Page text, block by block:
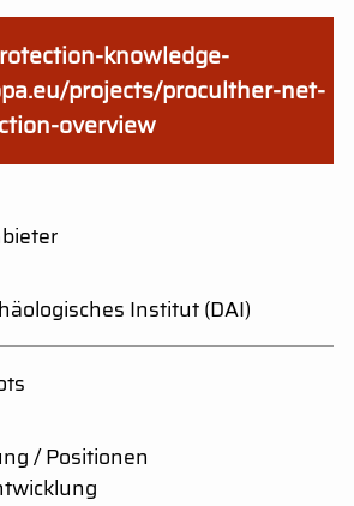
knowledge-
projects/proculther-net-
overview
Institut (DAI)
/ Positionen